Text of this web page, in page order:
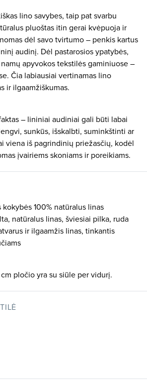
lino savybes, taip pat svarbu
pluoštas itin gerai kvėpuoja ir
dėl savo tvirtumo – penkis kartus
audinį. Dėl pastarosios ypatybės,
apyvokos tekstilės gaminiuose –
Čia labiausiai vertinamas lino
ir ilgaamžiškumas.
– lininiai audiniai gali būti labai
sunkūs, išskalbti, suminkštinti ar
viena iš pagrindinių priežasčių, kodėl
įvairiems skoniams ir poreikiams.
kokybės 100% natūralus linas
natūralus linas, šviesiai pilka, ruda
ir ilgaamžis linas, tinkantis
cm pločio yra su siūle per vidurį.